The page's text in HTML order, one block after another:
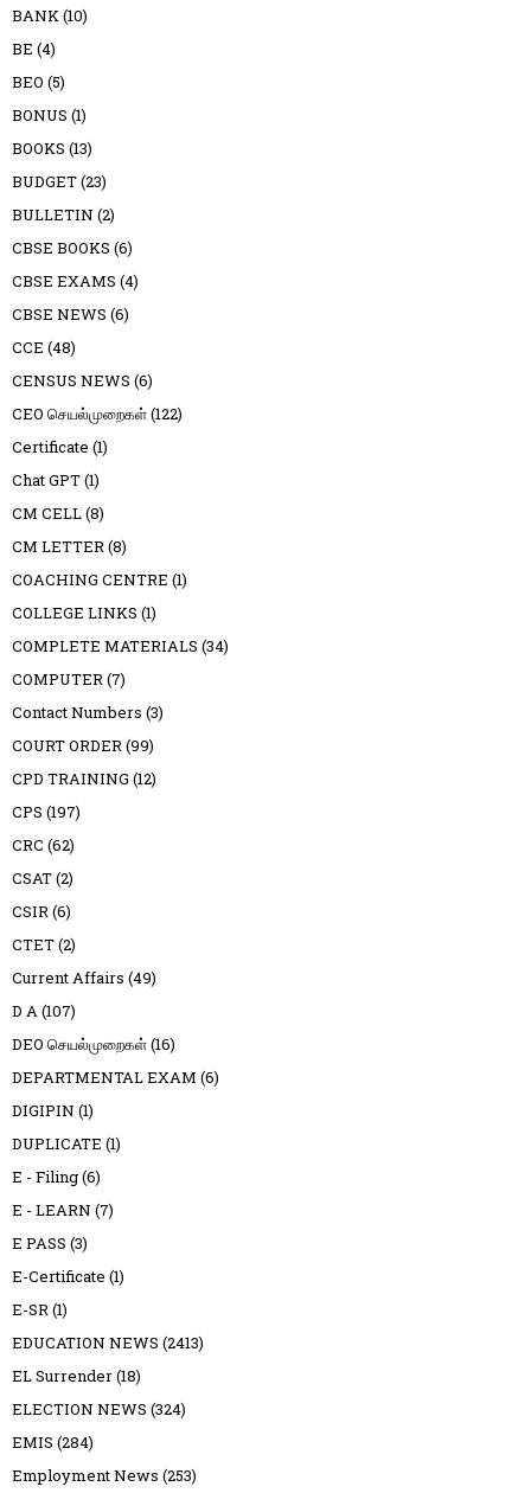
BANK(10)
BE (4)
BEO (5)
BONUS (1)
BOOKS (13)
BUDGET(23)
BULLETIN (2)
CBSE BOOKS (6)
CBSE EXAMS (4)
CBSE NEWS (6)
CCE (48)
CENSUS NEWS (6)
CEO செயல்முறைகள்(122)
Certificate (1)
Chat GPT(1)
CM CELL(8)
CM LETTER(8)
COACHING CENTRE (1)
COLLEGE LINKS (1)
COMPLETE MATERIALS (34)
COMPUTER(7)
Contact Numbers (3)
COURT ORDER(99)
CPD TRAINING (12)
CPS (197)
CRC (62)
CSAT(2)
CSIR(6)
CTET(2)
Current Affairs (49)
D A(107)
DEO செயல்முறைகள்(16)
DEPARTMENTAL EXAM (6)
DIGIPIN (1)
DUPLICATE (1)
E - Filing(6)
E - LEARN (7)
E PASS (3)
E-Certificate (1)
E-SR(1)
EDUCATION NEWS (2413)
EL Surrender(18)
ELECTION NEWS (324)
EMIS (284)
Employment News (253)